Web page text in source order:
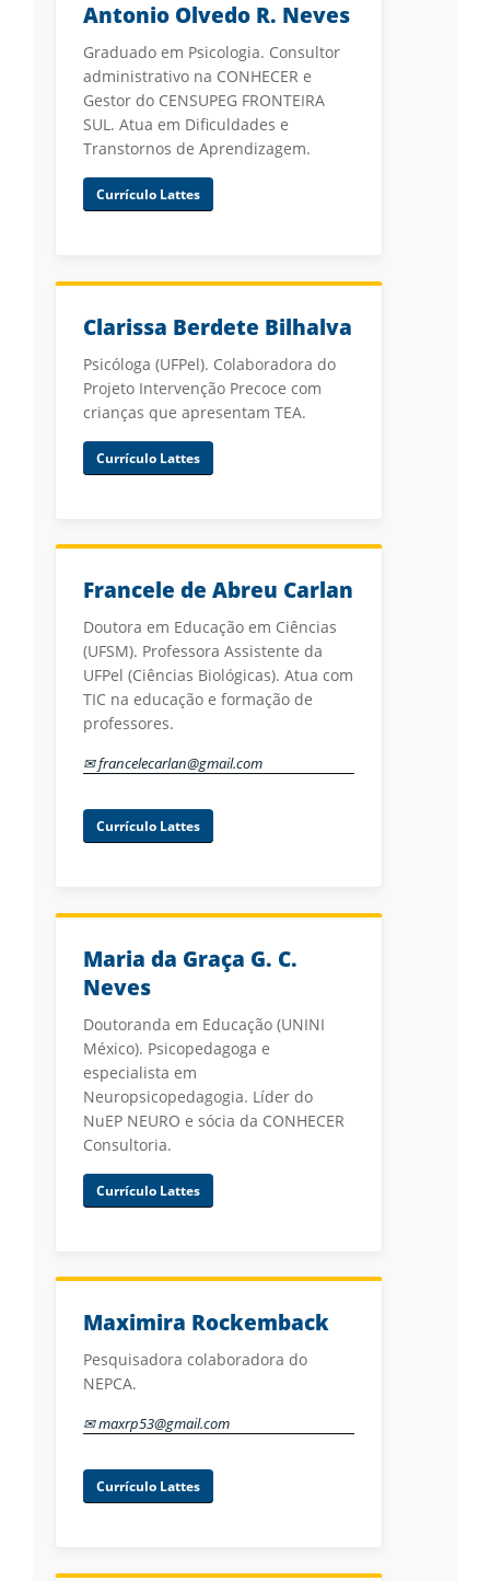
Antonio Olvedo R. Neves
Graduado em Psicologia. Consultor
administrativo na CONHECER e
Gestor do CENSUPEG FRONTEIRA
SUL. Atua em Dificuldades e
Transtornos de Aprendizagem.
Currículo Lattes
Clarissa Berdete Bilhalva
Psicóloga (UFPel). Colaboradora do
Projeto Intervenção Precoce com
crianças que apresentam TEA.
Currículo Lattes
Francele de Abreu Carlan
Doutora em Educação em Ciências
(UFSM). Professora Assistente da
UFPel (Ciências Biológicas). Atua com
TIC na educação e formação de
professores.
✉ francelecarlan@gmail.com
Currículo Lattes
Maria da Graça G. C.
Neves
Doutoranda em Educação (UNINI
México). Psicopedagoga e
especialista em
Neuropsicopedagogia. Líder do
NuEP NEURO e sócia da CONHECER
Consultoria.
Currículo Lattes
Maximira Rockemback
Pesquisadora colaboradora do
NEPCA.
✉ maxrp53@gmail.com
Currículo Lattes